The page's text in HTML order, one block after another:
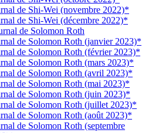
de Shi-Wei (novembre 2022)*
de Shi-Wei (décembre 2022)*
de Solomon Roth
de Solomon Roth (janvier 2023)*
de Solomon Roth (février 2023)*
de Solomon Roth (mars 2023)*
de Solomon Roth (avril 2023)*
de Solomon Roth (mai 2023)*
de Solomon Roth (juin 2023)*
de Solomon Roth (juillet 2023)*
de Solomon Roth (août 2023)*
de Solomon Roth (septembre